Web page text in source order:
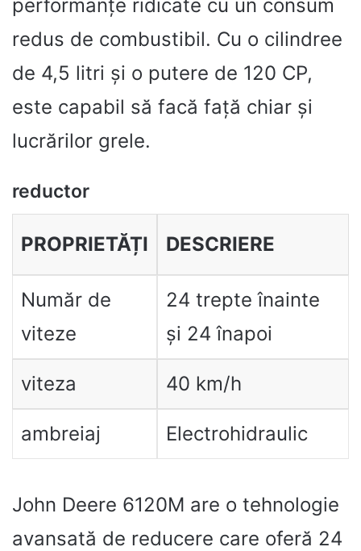
performanțe ridicate cu un consum
redus de combustibil. Cu o cilindree
de 4,5 litri și o putere de 120 CP,
este capabil să facă față chiar și
lucrărilor grele.
reductor
PROPRIETĂȚI DESCRIERE
Număr de
viteze
24 trepte înainte
și 24 înapoi
viteza 40 km/h
ambreiaj Electrohidraulic
John Deere 6120M are o tehnologie
avansată de reducere care oferă 24